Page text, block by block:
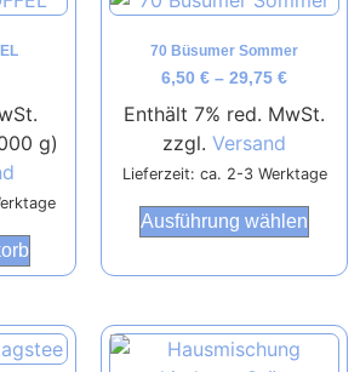
g)
70 Büsumer Sommer
6,50 € – 29,75 €
Enthält 7% red. MwSt.
zzgl. Versand
Lieferzeit: ca. 2-3 Werktage
Ausführung wählen